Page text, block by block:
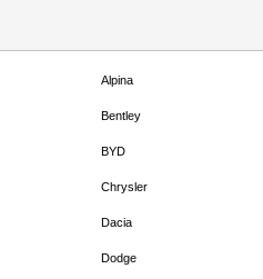
Alpina
Bentley
BYD
Chrysler
Dacia
Dodge